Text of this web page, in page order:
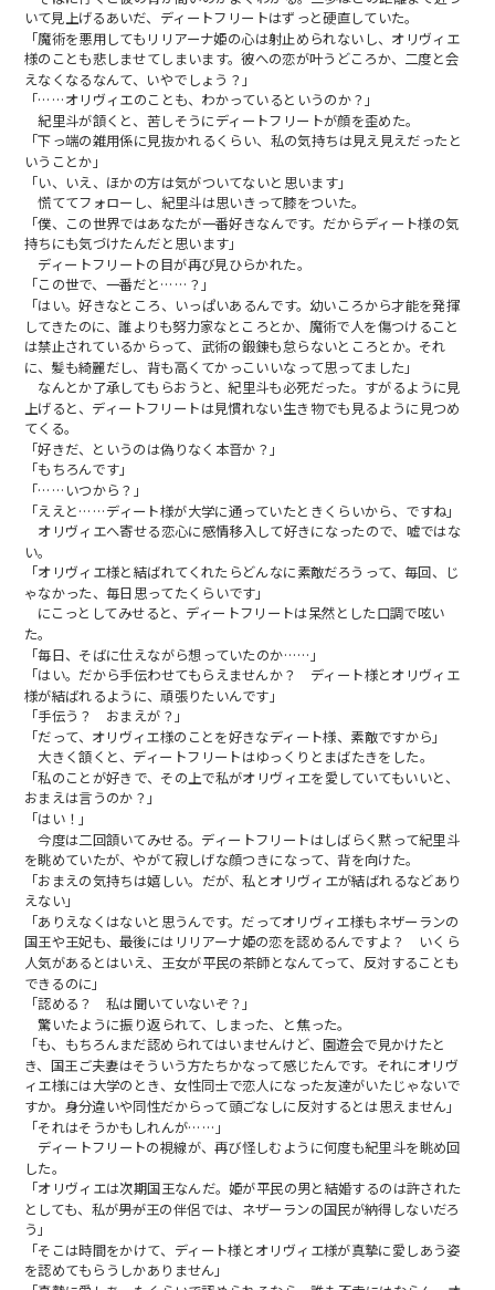
いて見上げるあいだ、ディートフリートはずっと硬直していた。
「魔術を悪用してもリリアーナ姫の心は射止められないし、オリヴィエ
様のことも悲しませてしまいます。彼への恋が叶うどころか、二度と会
えなくなるなんて、いやでしょう？」
「……オリヴィエのことも、わかっているというのか？」
紀里斗が頷くと、苦しそうにディートフリートが顔を歪めた。
「下っ端の雑用係に見抜かれるくらい、私の気持ちは見え見えだったと
いうことか」
「い、いえ、ほかの方は気がついてないと思います」
慌ててフォローし、紀里斗は思いきって膝をついた。
「僕、この世界ではあなたが一番好きなんです。だからディート様の気
持ちにも気づけたんだと思います」
ディートフリートの目が再び見ひらかれた。
「この世で、一番だと……？」
「はい。好きなところ、いっぱいあるんです。幼いころから才能を発揮
してきたのに、誰よりも努力家なところとか、魔術で人を傷つけること
は禁止されているからって、武術の鍛錬も怠らないところとか。それ
に、髪も綺麗だし、背も高くてかっこいいなって思ってました」
なんとか了承してもらおうと、紀里斗も必死だった。すがるように見
上げると、ディートフリートは見慣れない生き物でも見るように見つめ
てくる。
「好きだ、というのは偽りなく本音か？」
「もちろんです」
「……いつから？」
「ええと……ディート様が大学に通っていたときくらいから、ですね」
オリヴィエへ寄せる恋心に感情移入して好きになったので、嘘ではな
い。
「オリヴィエ様と結ばれてくれたらどんなに素敵だろうって、毎回、じ
ゃなかった、毎日思ってたくらいです」
にこっとしてみせると、ディートフリートは呆然とした口調で呟い
た。
「毎日、そばに仕えながら想っていたのか……」
「はい。だから手伝わせてもらえませんか？ ディート様とオリヴィエ
様が結ばれるように、頑張りたいんです」
「手伝う？ おまえが？」
「だって、オリヴィエ様のことを好きなディート様、素敵ですから」
大きく頷くと、ディートフリートはゆっくりとまばたきをした。
「私のことが好きで、その上で私がオリヴィエを愛していてもいいと、
おまえは言うのか？」
「はい！」
今度は二回頷いてみせる。ディートフリートはしばらく黙って紀里斗
を眺めていたが、やがて寂しげな顔つきになって、背を向けた。
「おまえの気持ちは嬉しい。だが、私とオリヴィエが結ばれるなどあり
えない」
「ありえなくはないと思うんです。だってオリヴィエ様もネザーランの
国王や王妃も、最後にはリリアーナ姫の恋を認めるんですよ？ いくら
人気があるとはいえ、王女が平民の茶師となんてって、反対することも
できるのに」
「認める？ 私は聞いていないぞ？」
驚いたように振り返られて、しまった、と焦った。
「も、もちろんまだ認められてはいませんけど、園遊会で見かけたと
き、国王ご夫妻はそういう方たちかなって感じたんです。それにオリヴ
ィエ様には大学のとき、女性同士で恋人になった友達がいたじゃないで
すか。身分違いや同性だからって頭ごなしに反対するとは思えません」
「それはそうかもしれんが……」
ディートフリートの視線が、再び怪しむように何度も紀里斗を眺め回
した。
「オリヴィエは次期国王なんだ。姫が平民の男と結婚するのは許された
としても、私が――男が王の伴侶では、ネザーランの国民が納得しないだろ
う」
「そこは時間をかけて、ディート様とオリヴィエ様が真摯に愛しあう姿
を認めてもらうしかありません」